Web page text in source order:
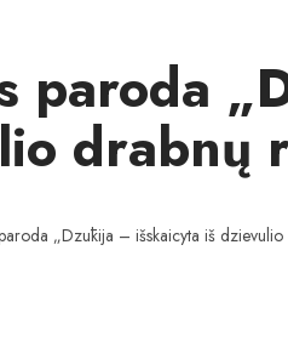
paroda
drabnų
„Dzūkija – išskaicyta iš